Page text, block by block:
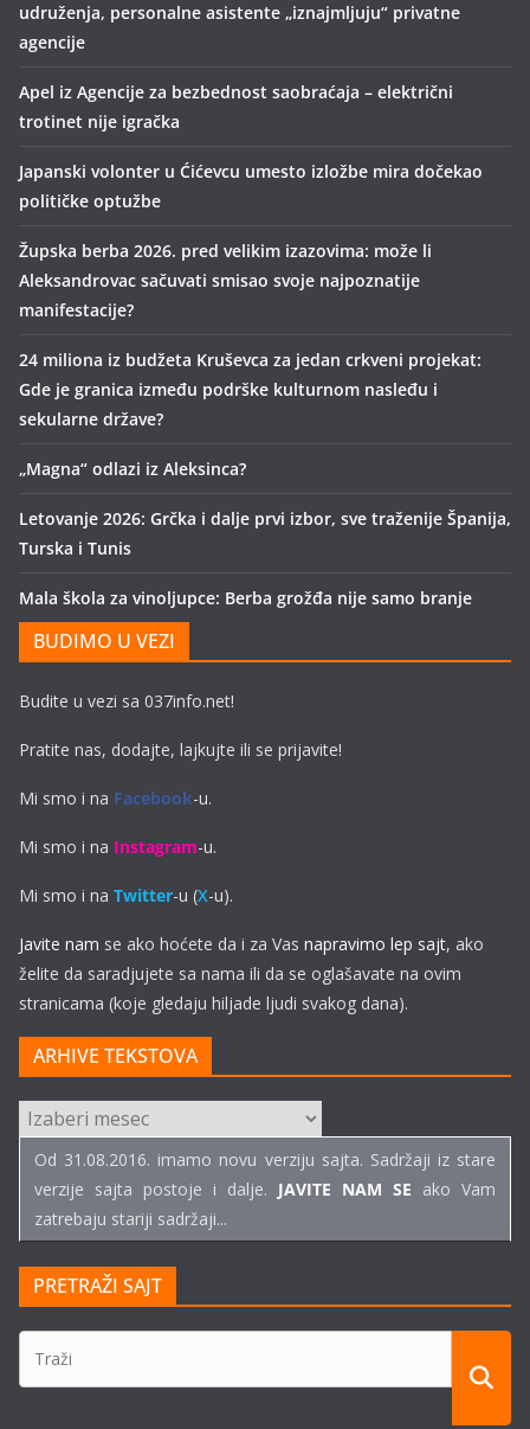
udruženja, personalne asistente „iznajmljuju“ privatne
agencije
Apel iz Agencije za bezbednost saobraćaja – električni
trotinet nije igračka
Japanski volonter u Ćićevcu umesto izložbe mira dočekao
političke optužbe
Župska berba 2026. pred velikim izazovima: može li
Aleksandrovac sačuvati smisao svoje najpoznatije
manifestacije?
24 miliona iz budžeta Kruševca za jedan crkveni projekat:
Gde je granica između podrške kulturnom nasleđu i
sekularne države?
„Magna“ odlazi iz Aleksinca?
Letovanje 2026: Grčka i dalje prvi izbor, sve traženije Španija,
Turska i Tunis
Mala škola za vinoljupce: Berba grožđa nije samo branje
BUDIMO U VEZI
Budite u vezi sa 037info.net!
Pratite nas, dodajte, lajkujte ili se prijavite!
Mi smo i na Facebook-u.
Mi smo i na Instagram-u.
Mi smo i na Twitter-u (X-u).
Javite nam se ako hoćete da i za Vas napravimo lep sajt, ako
želite da saradjujete sa nama ili da se oglašavate na ovim
stranicama (koje gledaju hiljade ljudi svakog dana).
ARHIVE TEKSTOVA
ARHIVE
TEKSTOVA
Od 31.08.2016. imamo novu verziju sajta. Sadržaji iz stare
verzije sajta postoje i dalje. JAVITE NAM SE ako Vam
zatrebaju stariji sadržaji...
PRETRAŽI SAJT